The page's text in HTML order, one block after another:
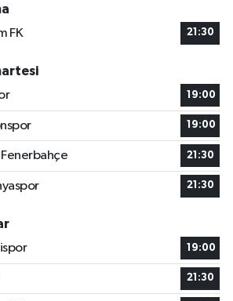
FK
21:30
19:00
19:00
21:30
21:30
19:00
21:30